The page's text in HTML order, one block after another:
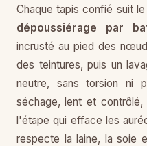
Chaque tapis confié suit
dépoussiérage par
incrusté au pied des
des teintures, puis un lavage à plat à l'eau claire au pH
neutre, sans torsion ni
séchage, lent et
l'étape qui efface les
respecte la laine, la soie